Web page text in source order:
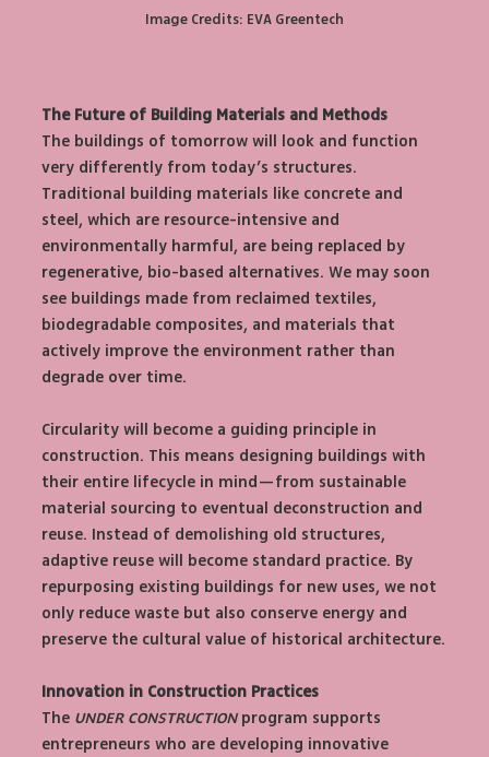
Image Credits: EVA Greentech
The Future of Building Materials and Methods
The buildings of tomorrow will look and function
very differently from today’s structures.
Traditional building materials like concrete and
steel, which are resource-intensive and
environmentally harmful, are being replaced by
regenerative, bio-based alternatives. We may soon
see buildings made from reclaimed textiles,
biodegradable composites, and materials that
actively improve the environment rather than
degrade over time.
Circularity will become a guiding principle in
construction. This means designing buildings with
their entire lifecycle in mind—from sustainable
material sourcing to eventual deconstruction and
reuse. Instead of demolishing old structures,
adaptive reuse will become standard practice. By
repurposing existing buildings for new uses, we not
only reduce waste but also conserve energy and
preserve the cultural value of historical architecture.
Innovation in Construction Practices
The UNDER CONSTRUCTION program supports
entrepreneurs who are developing innovative